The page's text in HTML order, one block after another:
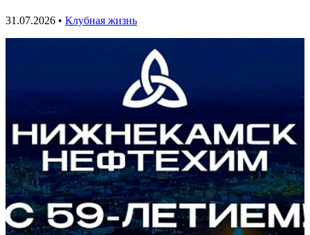
31.07.2026 • Клубная жизнь